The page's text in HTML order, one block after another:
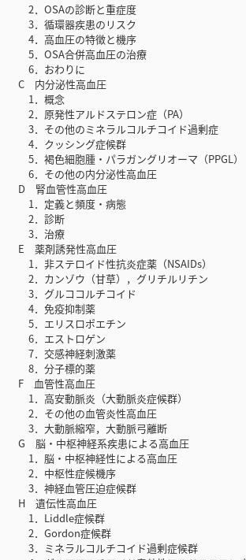
2．OSAの診断と重症度
3．循環器疾患のリスク
4．高血圧の特徴と機序
5．OSA合併高血圧の治療
6．おわりに
C 内分泌性高血圧
1．概念
2．原発性アルドステロン症（PA）
3．その他のミネラルコルチコイド過剰症
4．クッシング症候群
5．褐色細胞腫・パラガングリオーマ（PPGL）
6．その他の内分泌性高血圧
D 腎血管性高血圧
1．定義と頻度・病態
2．診断
3．治療
E 薬剤誘発性高血圧
1．非ステロイド性抗炎症薬（NSAIDs）
2．カンゾウ（甘草），グリチルリチン
3．グルココルチコイド
4．免疫抑制薬
5．エリスロポエチン
6．エストロゲン
7．交感神経刺激薬
8．分子標的薬
F 血管性高血圧
1．高安動脈炎（大動脈炎症候群）
2．その他の血管炎性高血圧
3．大動脈縮窄，大動脈弓離断
G 脳・中枢神経系疾患による高血圧
1．脳・中枢神経性による高血圧
2．中枢性症候機序
3．神経血管圧迫症候群
H 遺伝性高血圧
1．Liddle症候群
2．Gordon症候群
3．ミネラルコルチコイド過剰症候群